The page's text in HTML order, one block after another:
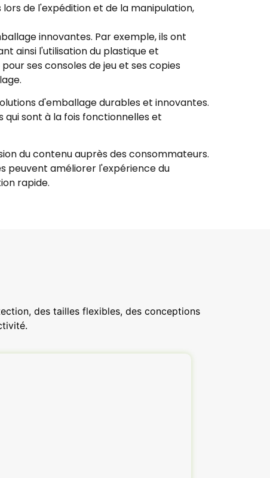
de l'expédition et de la manipulation,
innovantes. Par exemple, ils ont
ainsi l'utilisation du plastique et
ses consoles de jeu et ses copies
d'emballage durables et innovantes.
qui sont à la fois fonctionnelles et
du contenu auprès des consommateurs.
peuvent améliorer l'expérience du
rapide.
des tailles flexibles, des conceptions